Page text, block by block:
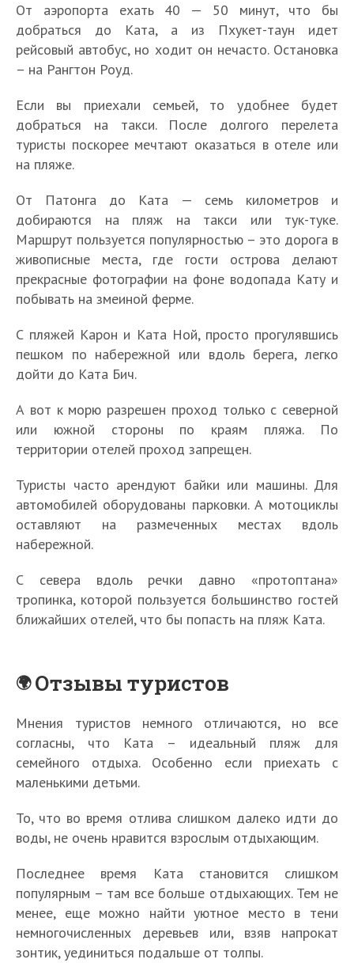
От аэропорта ехать 40 — 50 минут, что бы
добраться до Ката, а из Пхукет-таун идет
рейсовый автобус, но ходит он нечасто. Остановка
– на Рангтон Роуд.
Если вы приехали семьей, то удобнее будет
добраться на такси. После долгого перелета
туристы поскорее мечтают оказаться в отеле или
на пляже.
От Патонга до Ката — семь километров и
добираются на пляж на такси или тук-туке.
Маршрут пользуется популярностью – это дорога в
живописные места, где гости острова делают
прекрасные фотографии на фоне водопада Кату и
побывать на змеиной ферме.
С пляжей Карон и Ката Ной, просто прогулявшись
пешком по набережной или вдоль берега, легко
дойти до Ката Бич.
А вот к морю разрешен проход только с северной
или южной стороны по краям пляжа. По
территории отелей проход запрещен.
Туристы часто арендуют байки или машины. Для
автомобилей оборудованы парковки. А мотоциклы
оставляют на размеченных местах вдоль
набережной.
С севера вдоль речки давно «протоптана»
тропинка, которой пользуется большинство гостей
ближайших отелей, что бы попасть на пляж Ката.
Отзывы туристов
Мнения туристов немного отличаются, но все
согласны, что Ката – идеальный пляж для
семейного отдыха. Особенно если приехать с
маленькими детьми.
То, что во время отлива слишком далеко идти до
воды, не очень нравится взрослым отдыхающим.
Последнее время Ката становится слишком
популярным – там все больше отдыхающих. Тем не
менее, еще можно найти уютное место в тени
немногочисленных деревьев или, взяв напрокат
зонтик, уединиться подальше от толпы.